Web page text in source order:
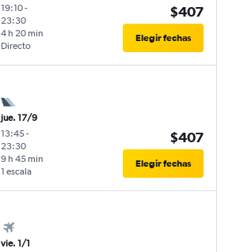
19:10-
23:30
Directo
4 h 20 min
$407
Elegir fechas
jue. 17/9
13:45-
23:30
1 escala
9 h 45 min
$407
Elegir fechas
vie. 1/1